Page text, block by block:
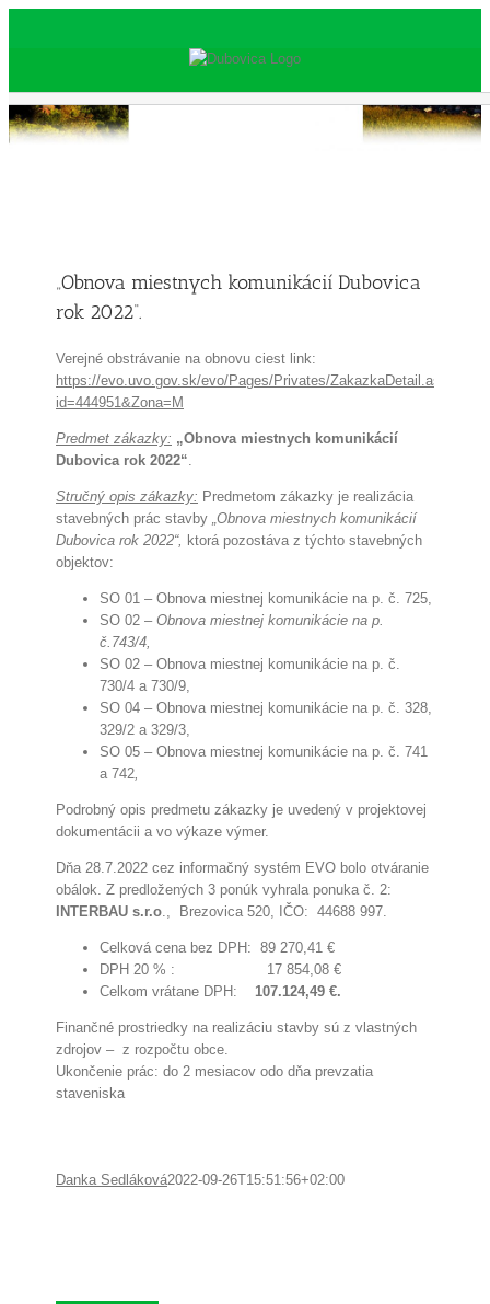
„Obnova miestnych komunikácií Dubovica
rok 2022“.
Verejné obstrávanie na obnovu ciest link:
https://evo.uvo.gov.sk/evo/Pages/Privates/ZakazkaDetail.aspx?
id=444951&Zona=M
Predmet zákazky: „Obnova miestnych komunikácií
Dubovica rok 2022“.
Stručný opis zákazky: Predmetom zákazky je realizácia
stavebných prác stavby „Obnova miestnych komunikácií
Dubovica rok 2022“, ktorá pozostáva z týchto stavebných
objektov:
SO 01 – Obnova miestnej komunikácie na p. č. 725,
SO 02 – Obnova miestnej komunikácie na p.
č.743/4,
SO 02 – Obnova miestnej komunikácie na p. č.
730/4 a 730/9,
SO 04 – Obnova miestnej komunikácie na p. č. 328,
329/2 a 329/3,
SO 05 – Obnova miestnej komunikácie na p. č. 741
a 742,
Podrobný opis predmetu zákazky je uvedený v projektovej
dokumentácii a vo výkaze výmer.
Dňa 28.7.2022 cez informačný systém EVO bolo otváranie
obálok. Z predložených 3 ponúk vyhrala ponuka č. 2:
INTERBAU s.r.o., Brezovica 520, IČO: 44688 997.
Celková cena bez DPH: 89 270,41 €
DPH 20 % : 17 854,08 €
Celkom vrátane DPH: 107.124,49 €.
Finančné prostriedky na realizáciu stavby sú z vlastných
zdrojov – z rozpočtu obce.
Ukončenie prác: do 2 mesiacov odo dňa prevzatia
staveniska
Danka Sedláková2022-09-26T15:51:56+02:00